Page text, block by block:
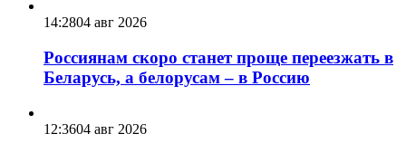
14:2804 авг 2026
Россиянам скоро станет проще переезжать в
Беларусь, а белорусам – в Россию
12:3604 авг 2026